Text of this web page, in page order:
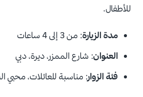
للأطفال.
مدة الزيارة: من 3 إلى 4 ساعات
العنوان: شارع الممزر، ديرة، دبي
فئة الزوار: مناسبة للعائلات، محبي